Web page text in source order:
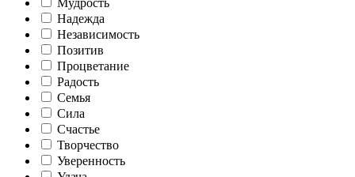
Надежда
Независимость
Позитив
Процветание
Радость
Семья
Сила
Счастье
Творчество
Уверенность